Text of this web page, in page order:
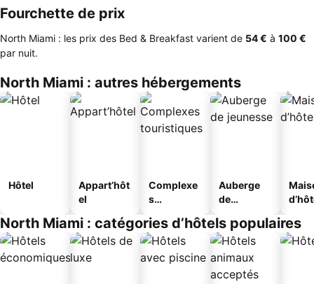
Fourchette de prix
North Miami : les prix des Bed & Breakfast varient de ‎54 € à ‎100 €
par nuit.
North Miami : autres hébergements
Hôtel
Appart’hôt
el
Complexe
s
s
Auberge
de
North Miami : catégories d’hôtels populaires